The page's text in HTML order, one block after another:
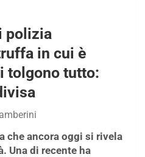
polizia
in cui è
tolgono tutto:
che ancora oggi si rivela
Una di recente ha